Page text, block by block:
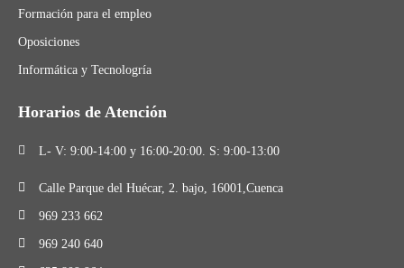
Formación para el empleo
Oposiciones
Informática y Tecnologría
Horarios de Atención
L- V: 9:00-14:00 y 16:00-20:00. S: 9:00-13:00
Calle Parque del Huécar, 2. bajo, 16001,Cuenca
969 233 662
969 240 640